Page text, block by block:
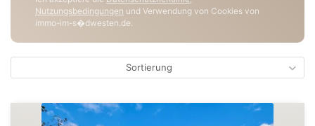
Nutzungsbedingungen und Verwendung von Cookies von
immo-im-s�dwesten.de.
Sortierung